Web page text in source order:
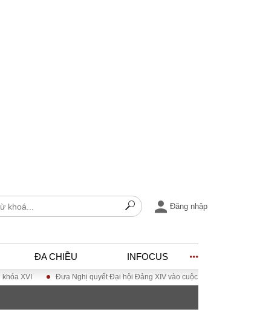
Đăng nhập
ĐA CHIỀU INFOCUS
Đưa Nghị quyết Đại hội Đảng XIV vào cuộc sống